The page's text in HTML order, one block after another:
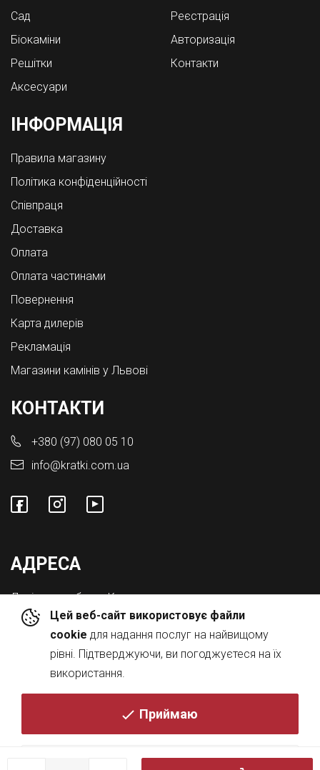
Цей веб-сайт використовує файли
cookie для надання послуг на найвищому
рівні. Підтверджуючи, ви погоджуєтеся на їх
використання.
Приймаю
Cад
Біокаміни
Решітки
Аксесуари
Реєстрація
Авторизація
Контакти
ІНФОРМАЦІЯ
Правила магазину
Політика конфіденційності
Співпраця
Доставка
Оплата
Оплата частинами
Повернення
Карта дилерів
Рекламація
Магазини камінів у Львові
КОНТАКТИ
+380 (97) 080 05 10
info@kratki.com.ua
АДРЕСА
Львівська обл., с. Конопниця,
Вул. Городоцька 8а